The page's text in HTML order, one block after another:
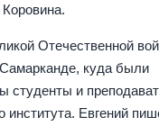
Отечественной
куда были
студенты и
института. Евгений